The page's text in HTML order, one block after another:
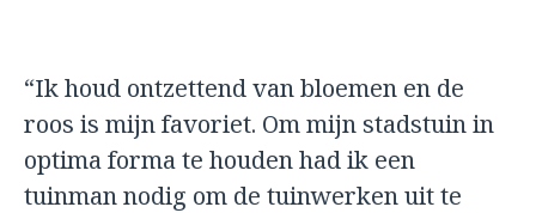
“Ik houd ontzettend van bloemen en de
roos is mijn favoriet. Om mijn stadstuin in
optima forma te houden had ik een
tuinman nodig om de tuinwerken uit te